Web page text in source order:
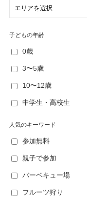
子どもの年齢
0歳
3〜5歳
10〜12歳
中学生・高校生
人気のキーワード
参加無料
親子で参加
バーベキュー場
フルーツ狩り